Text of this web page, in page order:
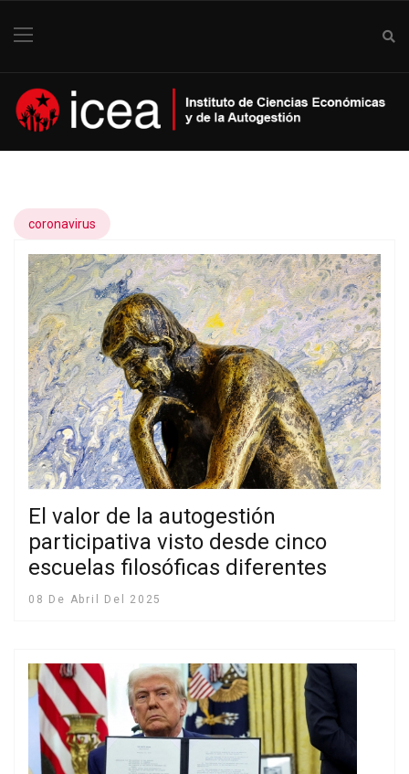
coronavirus
El valor de la autogestión
participativa visto desde cinco
escuelas filosóficas diferentes
08 De Abril Del 2025